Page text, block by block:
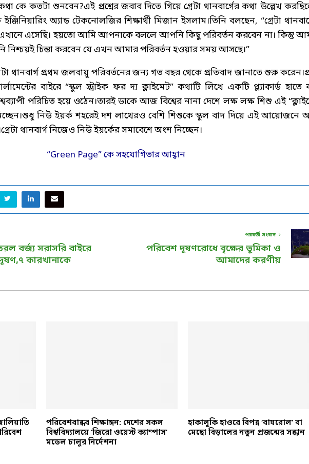
কে কতটা শুনবেন?এই প্রশ্নের জবাব দিতে গিয়ে গ্রেটা থানবার্গের কথা উল্লেখ
অ্যান্ড টেকনোলজির শিক্ষার্থী মিজান ইসলাম।তিনি বলছেন, “গ্রেটা
এসেছি। হয়তো আমি আপনাকে বললে আপনি কিছু পরিবর্তন করবেন না। কিন্তু
নিশ্চয়ই চিন্তা করবেন যে এখন আমার পরিবর্তন হওয়ার সময় আসছে।”
থানবার্গ প্রথম জলবায়ু পরিবর্তনের জন্য গত বছর থেকে প্রতিবাদ জানাতে শুরু
বাইরে “স্কুল স্ট্রাইক ফর দ্য ক্লাইমেট” কথাটি লিখে একটি প্ল্যাকার্ড হাতে
পরিচিত হয়ে ওঠেন।তারই ডাকে আজ বিশ্বের নানা দেশে লক্ষ লক্ষ শিশু এই
নিউ ইয়র্ক শহরেই দশ লাখেরও বেশি শিশুকে স্কুল বাদ দিয়ে এই আয়োজনে
থানবার্গ নিজেও নিউ ইয়র্কের সমাবেশে অংশ নিচ্ছেন।
বর্জ্য সরাসরি বাইরে
কারখানাকে
পরবর্তী সংবাদ
পরিবেশ দূষণরোধে বৃক্ষের ভূমিকা ও
আমাদের করণীয়
পরিবেশবান্ধব শিক্ষাঙ্গন: দেশের সকল
বিশ্ববিদ্যালয়ে ‘জিরো ওয়েস্ট ক্যাম্পাস’
মডেল চালুর নির্দেশনা
হাকালুকি হাওরে বিপন্ন ‘বাঘরোল’ বা
মেছো বিড়ালের নতুন প্রজন্মের সন্ধান